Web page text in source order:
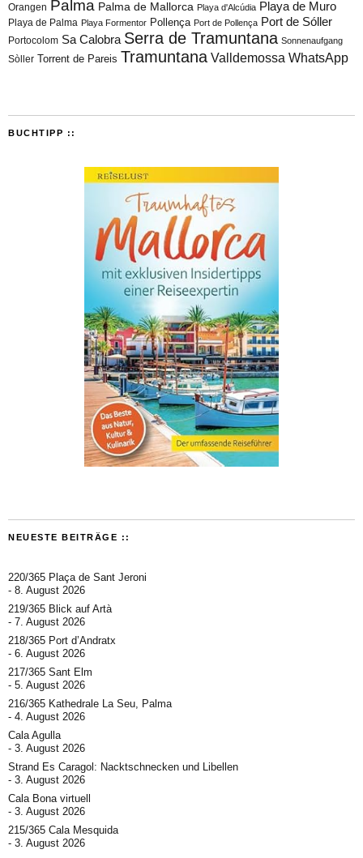
Orangen Palma Palma de Mallorca Playa d'Alcúdia Playa de Muro
Playa de Palma Playa Formentor Pollença Port de Pollença Port de Sóller
Portocolom Sa Calobra Serra de Tramuntana Sonnenaufgang
Sòller Torrent de Pareis Tramuntana Valldemossa WhatsApp
BUCHTIPP ::
NEUESTE BEITRÄGE ::
220/365 Plaça de Sant Jeroni
8. August 2026
219/365 Blick auf Artà
7. August 2026
218/365 Port d’Andratx
6. August 2026
217/365 Sant Elm
5. August 2026
216/365 Kathedrale La Seu, Palma
4. August 2026
Cala Agulla
3. August 2026
Strand Es Caragol: Nacktschnecken und Libellen
3. August 2026
Cala Bona virtuell
3. August 2026
215/365 Cala Mesquida
3. August 2026